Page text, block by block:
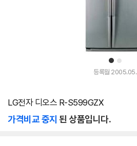
1 2
등록월 2005.05.
LG전자 디오스 R-S599GZX
가격비교 중지 된 상품입니다.